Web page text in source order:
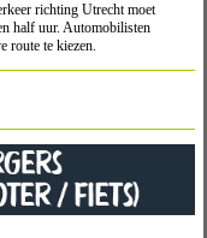
richting Utrecht moet
half uur. Automobilisten
route te kiezen.